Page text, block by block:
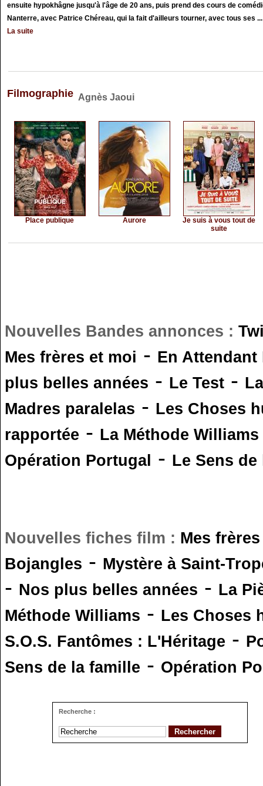
ensuite hypokhâgne jusqu'à l'âge de 20 ans, puis prend des cours de
Nanterre, avec Patrice Chéreau, qui la fait d'ailleurs tourner, avec tous ses ...
La suite
Filmographie Agnès Jaoui
Place publique Aurore
Je suis à vous tout de
suite
Nouvelles Bandes annonces :
Mes frères et moi - En
plus belles années - Le Test -
Madres paralelas - Les Choses
rapportée - La Méthode Williams
Opération Portugal - Le Sens
Nouvelles fiches film : Mes
Bojangles - Mystère à Saint-
- Nos plus belles années - La
Méthode Williams - Les Choses
S.O.S. Fantômes : L'Héritage -
Sens de la famille - Opération
Recherche :